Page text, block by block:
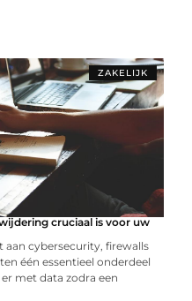
ZAKELIJK
cruciaal is voor uw
aan cybersecurity, firewalls
één essentieel onderdeel
met data zodra een